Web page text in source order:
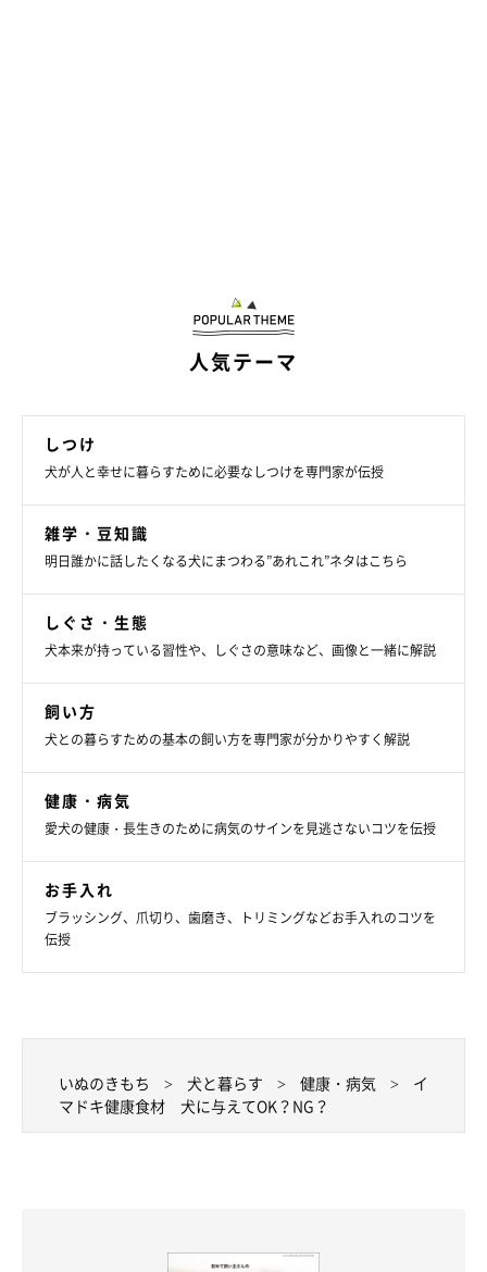
グレープシードオイル
また、全般的に紫外線や熱、酸化がNGなので、保存状態にも注
グレープシードオイルは……×
う中毒報告が多くあります。
すでに腎臓などに持病がある犬の場合は重篤症状を引き起こすこ
とも考えられます。
人気テーマ
しつけ
犬が人と幸せに暮らすために必要なしつけを専門家が伝授
雑学・豆知識
明日誰かに話したくなる犬にまつわる”あれこれ”ネタはこちら
しぐさ・生態
犬本来が持っている習性や、しぐさの意味など、画像と一緒に解説
飼い方
犬との暮らすための基本の飼い方を専門家が分かりやすく解説
健康・病気
愛犬の健康・長生きのために病気のサインを見逃さないコツを伝授
お手入れ
ブラッシング、爪切り、歯磨き、トリミングなどお手入れのコツを
伝授
いぬのきもち 犬と暮らす 健康・病気
イ
マドキ健康食材 犬に与えてOK？NG？